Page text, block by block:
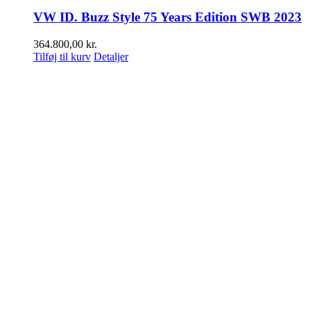
VW ID. Buzz Style 75 Years Edition SWB 2023
364.800,00 kr.
Tilføj til kurv Detaljer